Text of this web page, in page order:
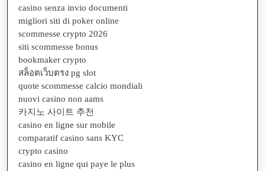
casino senza invio documenti
migliori siti di poker online
scommesse crypto 2026
siti scommesse bonus
bookmaker crypto
สล็อตเว็บตรง pg slot
quote scommesse calcio mondiali
nuovi casino non aams
카지노 사이트 추천
casino en ligne sur mobile
comparatif casino sans KYC
crypto casino
casino en ligne qui paye le plus